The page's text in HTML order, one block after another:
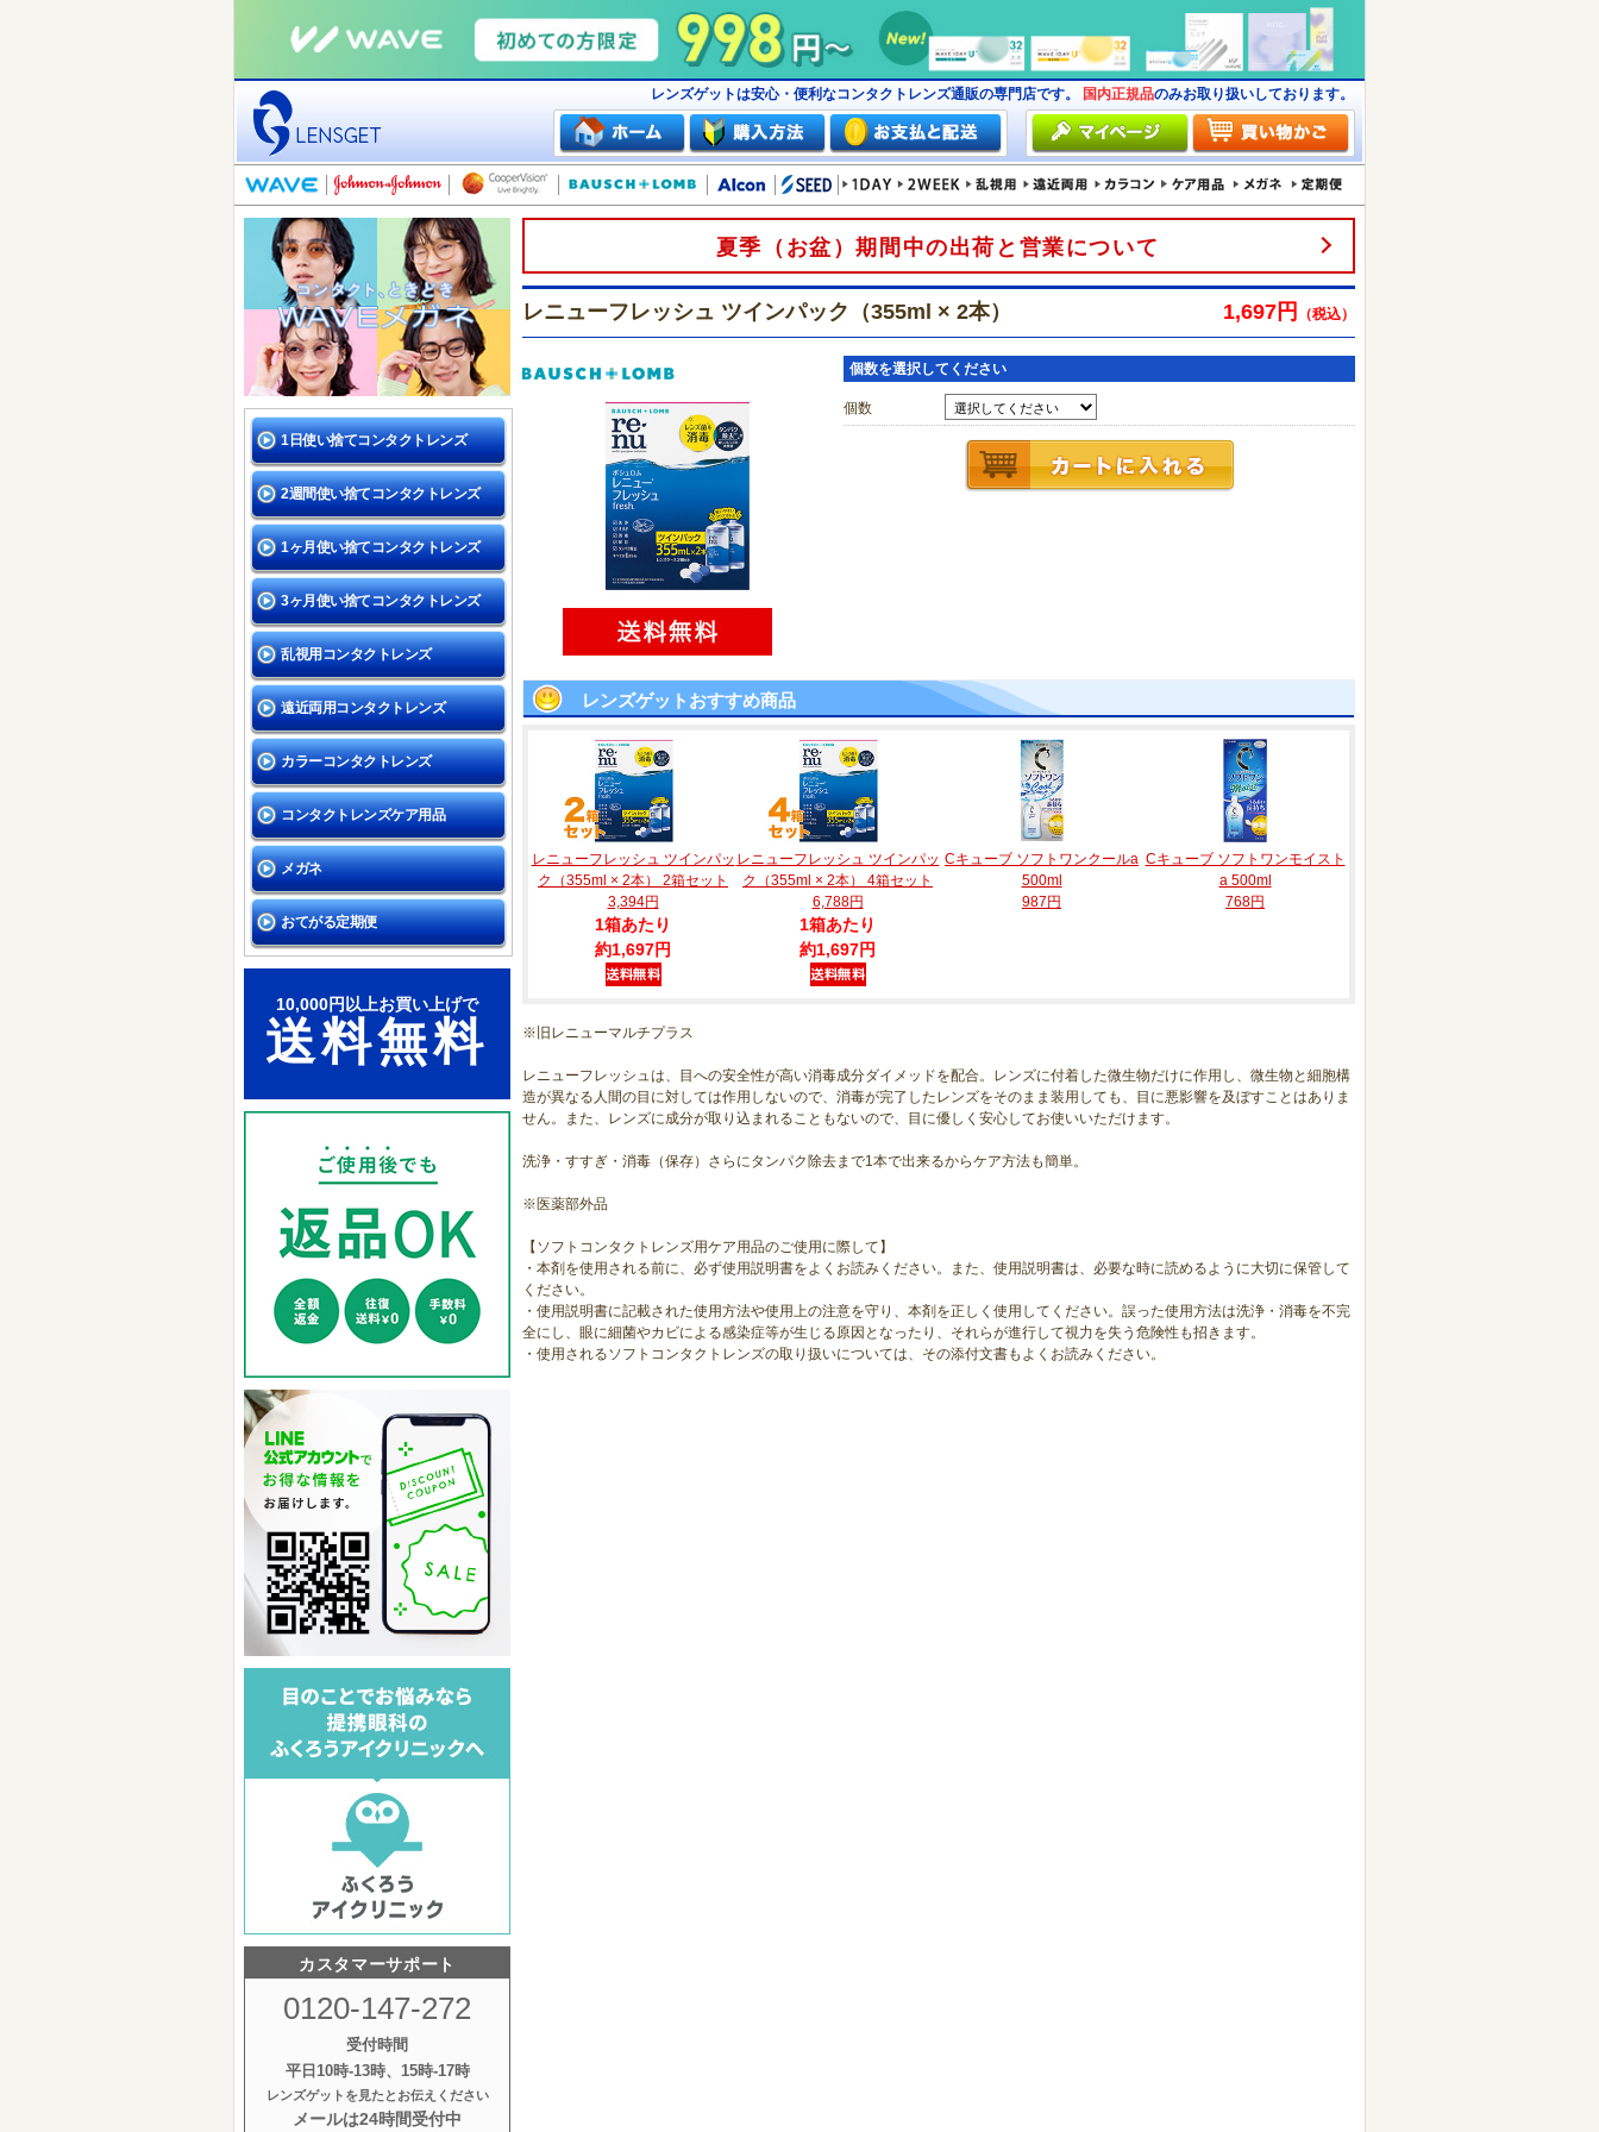
レンズゲットは安心・便利なコンタクトレンズ通販の専門店です。 国内正規品のみお取り扱いしております。
1日使い捨てコンタクトレンズ
2週間使い捨てコンタクトレンズ
1ヶ月使い捨てコンタクトレンズ
3ヶ月使い捨てコンタクトレンズ
乱視用コンタクトレンズ
遠近両用コンタクトレンズ
カラーコンタクトレンズ
コンタクトレンズケア用品
メガネ
おてがる定期便
10,000円以上お買い上げで
送料無料
カスタマーサポート
0120-147-272
受付時間
平日10時‐13時、15時‐17時
レンズゲットを見たとお伝えください
メールは24時間受付中
夏季（お盆）期間中の出荷と営業について
レニューフレッシュ ツインパック（355ml × 2本） 1,697円 （税込）
個数を選択してください
個数
レンズゲットおすすめ商品
レニューフレッシュ ツインパッ
ク（355ml × 2本） 2箱セット
3,394円
1箱あたり
約1,697円
レニューフレッシュ ツインパッ
ク（355ml × 2本） 4箱セット
6,788円
1箱あたり
約1,697円
Cキューブ ソフトワンクールa
500ml
987円
Cキューブ ソフトワンモイスト
a 500ml
768円
※旧レニューマルチプラス
レニューフレッシュは、目への安全性が高い消毒成分ダイメッドを配合。レンズに付着した微生物だけに作用し、微生物と細胞構
造が異なる人間の目に対しては作用しないので、消毒が完了したレンズをそのまま装用しても、目に悪影響を及ぼすことはありま
せん。また、レンズに成分が取り込まれることもないので、目に優しく安心してお使いいただけます。
洗浄・すすぎ・消毒（保存）さらにタンパク除去まで1本で出来るからケア方法も簡単。
※医薬部外品
【ソフトコンタクトレンズ用ケア用品のご使用に際して】
・本剤を使用される前に、必ず使用説明書をよくお読みください。また、使用説明書は、必要な時に読めるように大切に保管して
ください。
・使用説明書に記載された使用方法や使用上の注意を守り、本剤を正しく使用してください。誤った使用方法は洗浄・消毒を不完
全にし、眼に細菌やカビによる感染症等が生じる原因となったり、それらが進行して視力を失う危険性も招きます。
・使用されるソフトコンタクトレンズの取り扱いについては、その添付文書もよくお読みください。